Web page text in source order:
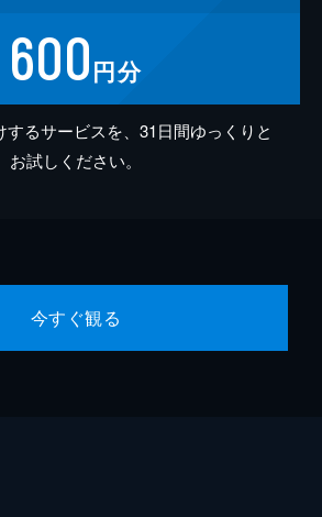
600円分
するサービスを、31日間ゆっくりと
お試しください。
今すぐ観る